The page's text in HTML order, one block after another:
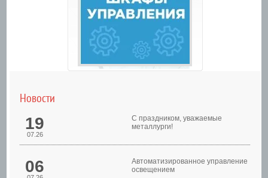
Новости
19
07.26
С праздником, уважаемые
металлурги!
06
Автоматизированное управление
освещением